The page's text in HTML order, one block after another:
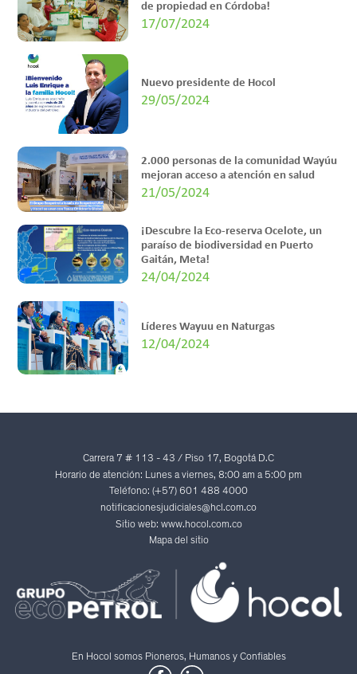
de propiedad en Córdoba!
17/07/2024
Nuevo presidente de Hocol
29/05/2024
2.000 personas de la comunidad Wayúu
mejoran acceso a atención en salud
21/05/2024
¡Descubre la Eco-reserva Ocelote, un
paraíso de biodiversidad en Puerto
Gaitán, Meta!
24/04/2024
Líderes Wayuu en Naturgas
12/04/2024
Carrera 7 # 113 - 43 / Piso 17, Bogotá D.C
Horario de atención: Lunes a viernes, 8:00 am a 5:00 pm
Teléfono: (+57) 601 488 4000
notificacionesjudiciales@hcl.com.co
Sitio web: www.hocol.com.co
Mapa del sitio
En Hocol somos Pioneros, Humanos y Confiables